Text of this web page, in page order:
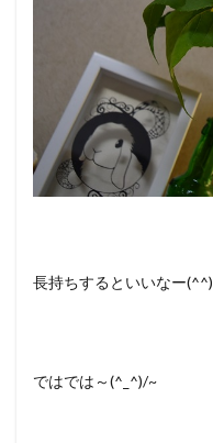
長持ちするといいなー(^^)
ではでは～(^_^)/~